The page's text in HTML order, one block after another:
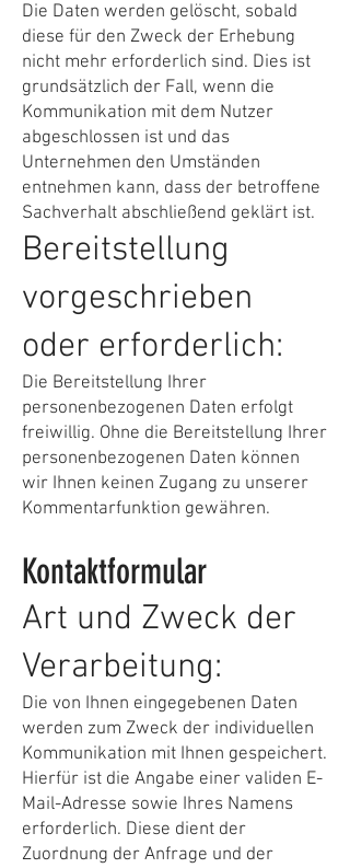
Die Daten werden gelöscht, sobald
diese für den Zweck der Erhebung
nicht mehr erforderlich sind. Dies ist
grundsätzlich der Fall, wenn die
Kommunikation mit dem Nutzer
abgeschlossen ist und das
Unternehmen den Umständen
entnehmen kann, dass der betroffene
Sachverhalt abschließend geklärt ist.
Bereitstellung
vorgeschrieben
oder erforderlich:
Die Bereitstellung Ihrer
personenbezogenen Daten erfolgt
freiwillig. Ohne die Bereitstellung Ihrer
personenbezogenen Daten können
wir Ihnen keinen Zugang zu unserer
Kommentarfunktion gewähren.
Kontaktformular
Art und Zweck der
Verarbeitung:
Die von Ihnen eingegebenen Daten
werden zum Zweck der individuellen
Kommunikation mit Ihnen gespeichert.
Hierfür ist die Angabe einer validen E-
Mail-Adresse sowie Ihres Namens
erforderlich. Diese dient der
Zuordnung der Anfrage und der